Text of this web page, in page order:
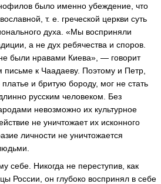
было именно убеждение, что
т. е. греческой церкви суть
духа. «Мы восприняли
а не дух ребячества и споров.
были нравами Киева», — говорит
к Чаадаеву. Поэтому и Петр,
и бритую бороду, мог не стать
русским человеком. Без
невозможно их культурное
не уничтожает их исконного
личности не уничтожается
себе. Никогда не переступив, как
России, он глубоко воспринял в себе